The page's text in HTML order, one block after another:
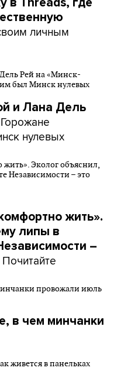
личным
и Лана Дель
Горожане
нулевых
жить».
липы в
–
Почитайте
в чем минчанки